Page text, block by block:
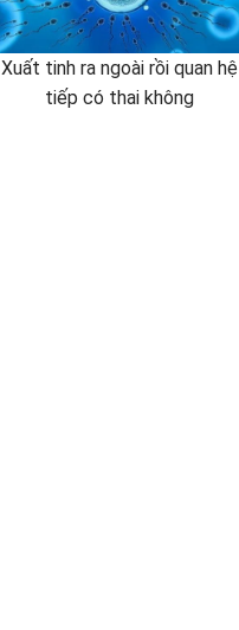
Xuất tinh ra ngoài rồi quan hệ
tiếp có thai không